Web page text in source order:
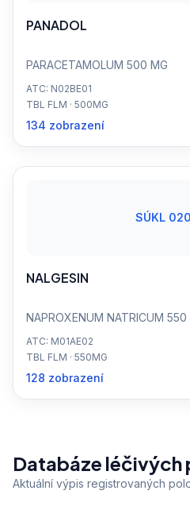
PANADOL
PARACETAMOLUM 500 MG
ATC: N02BE01
TBL FLM · 500MG
134 zobrazení
SÚKL
NALGESIN
NAPROXENUM NATRICUM 550
ATC: M01AE02
TBL FLM · 550MG
128 zobrazení
Databáze léčivých
Aktuální výpis registrovaných